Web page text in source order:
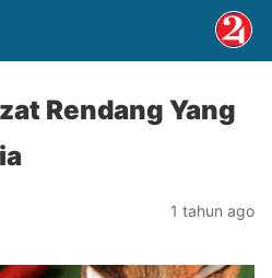
Rendang Yang
1 tahun ago